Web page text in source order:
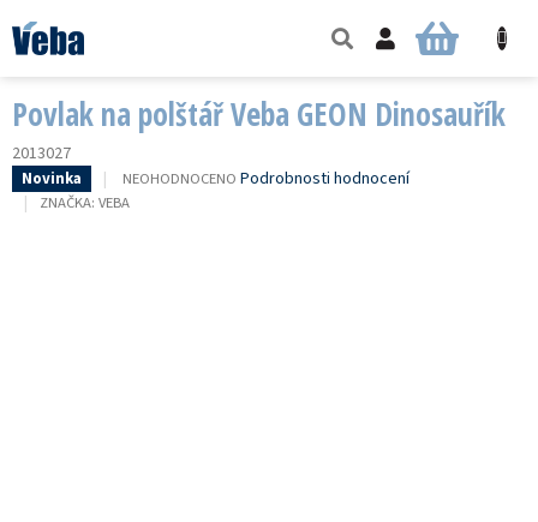
na
obsah
NÁKUPNÍ
Povlak na polštář Veba GEON Dinosauřík
2013027
Novinka
PRŮMĚRNÉ
HODNOCENÍ
NEOHODNOCENO Podrobnosti hodnocení
ZNAČKA: VEBA